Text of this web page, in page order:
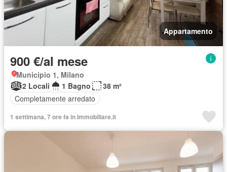
Appartamento
900 €/al mese
Municipio 1, Milano
2 Locali
1 Bagno
38 m²
Completamente arredato
1 settimana, 7 ore fa in Immobiliare.it